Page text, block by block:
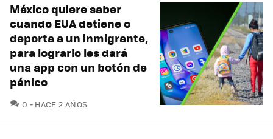
México quiere saber
cuando EUA detiene o
deporta a un inmigrante,
para lograrlo les dará
una app con un botón de
pánico
0 COMENTARIOS
HACE 2 AÑOS